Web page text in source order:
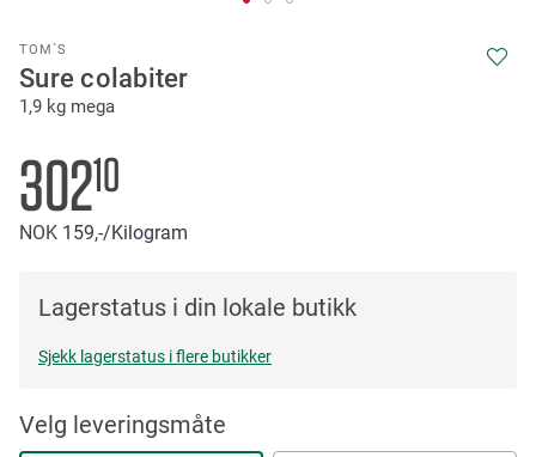
TOM`S
Sure colabiter
1,9 kg mega
30210
NOK 159,-/Kilogram
Lagerstatus i din lokale butikk
Sjekk lagerstatus i flere butikker
Velg leveringsmåte
to
the
beginning
the
images
gallery